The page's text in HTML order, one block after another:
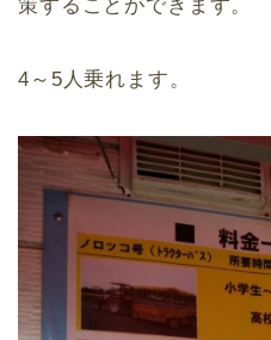
策することができます。
4～5人乗れます。